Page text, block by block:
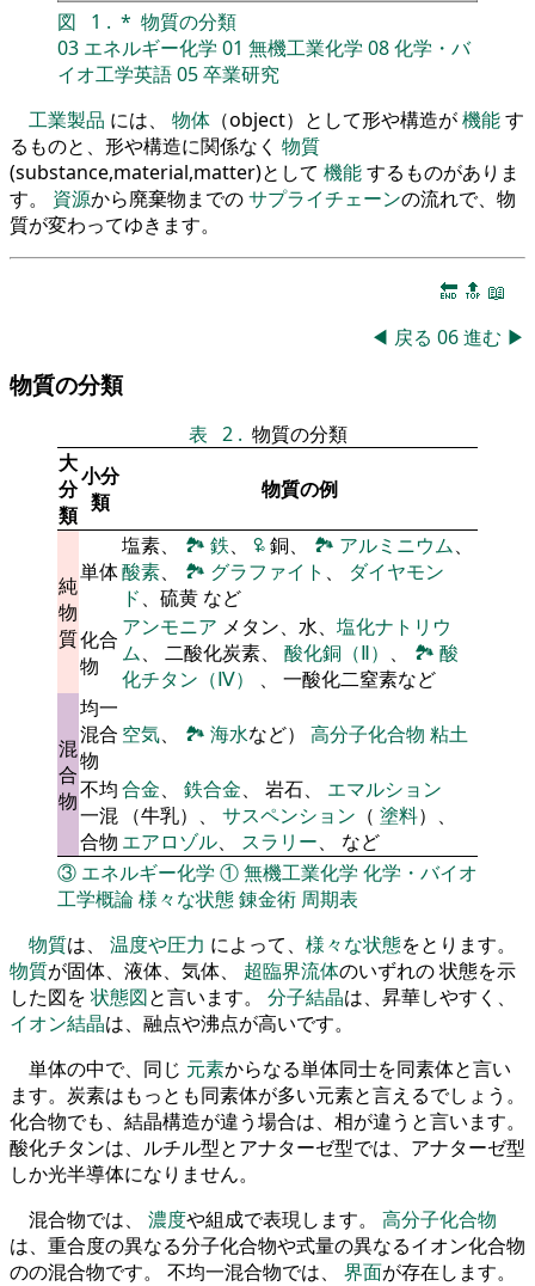
図 1 . * 物質の分類
03 エネルギー化学 01 無機工業化学 08化学・バ
イオ工学英語05卒業研究
工業製品 には、 物体 （object）として形や構造が機能す
るものと、形や構造に関係なく 物質
(substance,material,matter)として 機能するものがありま
す。 資源から廃棄物までのサプライチェーンの流れで、物
質が変わってゆきます。
🔚 🔝 📖
◀ 戻る 06進む ▶
物質の分類
表 2 . 物質の分類
大
分
類
小分
類
物質の例
純
物
質
単体
塩素、 🏞 鉄、 🜠銅、 🏞 アルミニウム、
酸素、 🏞 グラファイト 、 ダイヤモン
ド、硫黄 など
化合
物
アンモニア メタン、水、 塩化ナトリウ
ム、 二酸化炭素、 酸化銅（Ⅱ） 、 🏞 酸
化チタン（Ⅳ） 、 一酸化二窒素など
混
合
物
均一
混合
物
空気、 🏞 海水など） 高分子化合物 粘土
不均
一混
合物
合金、 鉄合金、 岩石、 エマルション
（牛乳）、 サスペンション （ 塗料）、
エアロゾル、 スラリー、 など
③ エネルギー化学 ①無機工業化学 化学・バイオ
工学概論様々な状態錬金術 周期表
物質は、 温度や圧力 によって、 様々な状態をとります。
物質が固体、液体、気体、 超臨界流体のいずれの 状態を示
した図を 状態図と言います。 分子結晶は、昇華しやすく、
イオン結晶は、融点や沸点が高いです。
単体の中で、同じ 元素からなる単体同士を同素体と言い
ます。炭素はもっとも同素体が多い元素と言えるでしょう。
化合物でも、結晶構造が違う場合は、相が違うと言います。
酸化チタンは、ルチル型とアナターゼ型では、アナターゼ型
しか光半導体になりません。
混合物では、 濃度や組成で表現します。 高分子化合物
は、重合度の異なる分子化合物や式量の異なるイオン化合物
のの混合物です。 不均一混合物では、 界面が存在します。